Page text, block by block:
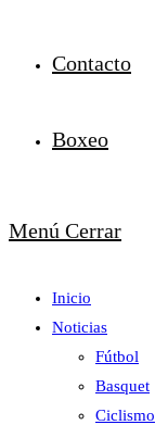
Contacto
Boxeo
Menú Cerrar
Inicio
Noticias
Fútbol
Basquet
Ciclismo